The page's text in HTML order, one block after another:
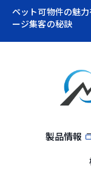
ペット可物件の魅
ージ集客の秘訣
製品情報